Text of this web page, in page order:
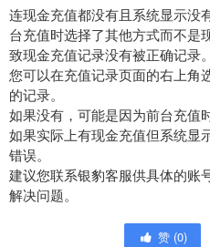
连现金充值都没有且系统显示没
台充值时选择了其他方式而不是
致现金充值记录没有被正确记录。
您可以在充值记录页面的右上角
的记录。
如果没有，可能是因为前台充值
如果实际上有现金充值但系统显
错误。
建议您联系银豹客服供具体的账
解决问题。
赞 (0)